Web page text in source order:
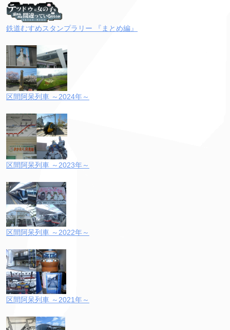
鉄道むすめスタンプラリー 『まとめ編』
区間阿呆列車 ～2024年～
区間阿呆列車 ～2023年～
区間阿呆列車 ～2022年～
区間阿呆列車 ～2021年～